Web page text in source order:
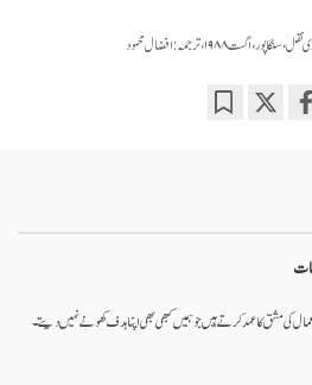
اگست ۱۹۸۸، ترجمہ: افضال محمود
کی مشق کا عہد کرتے ہیں جو ہمیں کبھی بھی اپنا ہدف کھونے نہیں دیتے۔